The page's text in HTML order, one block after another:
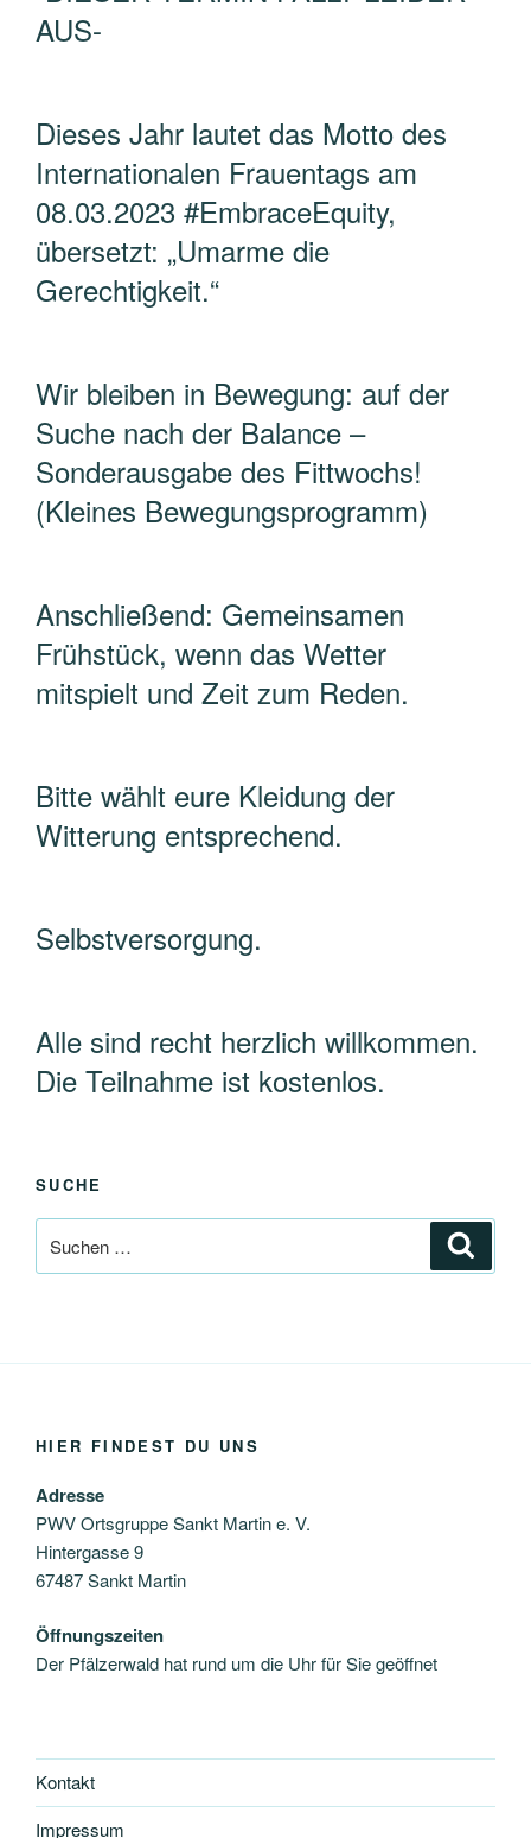
AUS-
Dieses Jahr lautet das Motto des
Internationalen Frauentags am
08.03.2023 #EmbraceEquity,
übersetzt: „Umarme die
Gerechtigkeit.“
Wir bleiben in Bewegung: auf der
Suche nach der Balance –
Sonderausgabe des Fittwochs!
(Kleines Bewegungsprogramm)
Anschließend: Gemeinsamen
Frühstück, wenn das Wetter
mitspielt und Zeit zum Reden.
Bitte wählt eure Kleidung der
Witterung entsprechend.
Selbstversorgung.
Alle sind recht herzlich willkommen.
Die Teilnahme ist kostenlos.
SUCHE
nach:
HIER FINDEST DU UNS
Adresse
PWV Ortsgruppe Sankt Martin e. V.
Hintergasse 9
67487 Sankt Martin
Öffnungszeiten
Der Pfälzerwald hat rund um die Uhr für Sie geöffnet
Kontakt
Impressum